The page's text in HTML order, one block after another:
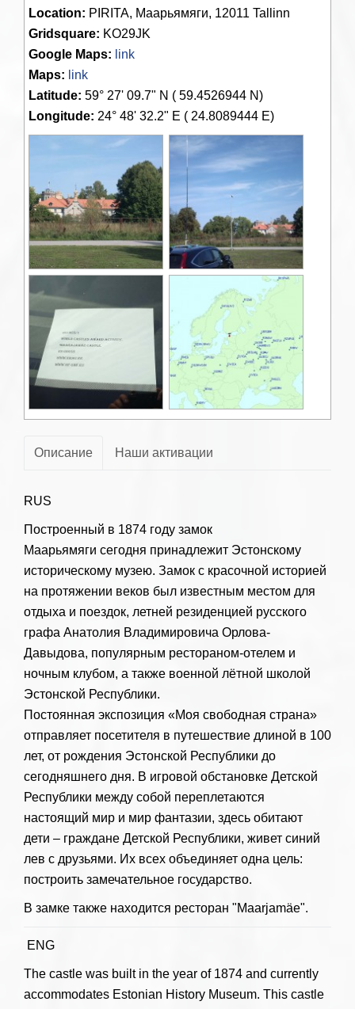
Location: PIRITA, Маарьямяги, 12011 Tallinn
Gridsquare: KO29JK
Google Maps: link
Maps: link
Latitude: 59° 27' 09.7" N ( 59.4526944 N)
Longitude: 24° 48' 32.2" E ( 24.8089444 E)
Описание Наши активации
RUS
Построенный в 1874 году замок
Маарьямяги сегодня принадлежит Эстонскому
историческому музею. Замок с красочной историей
на протяжении веков был известным местом для
отдыха и поездок, летней резиденцией русского
графа Анатолия Владимировича Орлова-
Давыдова, популярным рестораном-отелем и
ночным клубом, а также военной лётной школой
Эстонской Республики.
Постоянная экспозиция «Моя свободная страна»
отправляет посетителя в путешествие длиной в 100
лет, от рождения Эстонской Республики до
сегодняшнего дня. В игровой обстановке Детской
Республики между собой переплетаются
настоящий мир и мир фантазии, здесь обитают
дети – граждане Детской Республики, живет синий
лев с друзьями. Их всех объединяет одна цель:
построить замечательное государство.
В замке также находится ресторан "Maarjamäe".
ENG
The castle was built in the year of 1874 and currently
accommodates Estonian History Museum. This castle